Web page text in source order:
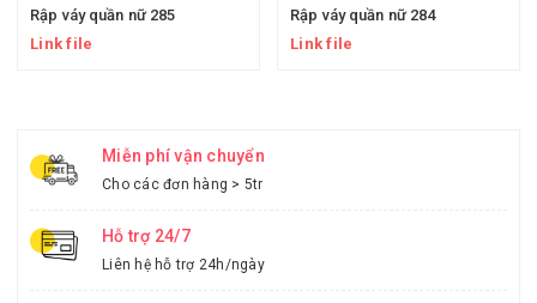
Rập váy quần nữ 285
Link file
Rập váy quần nữ 284
Link file
Miễn phí vận chuyển
Cho các đơn hàng > 5tr
Hỗ trợ 24/7
Liên hệ hỗ trợ 24h/ngày